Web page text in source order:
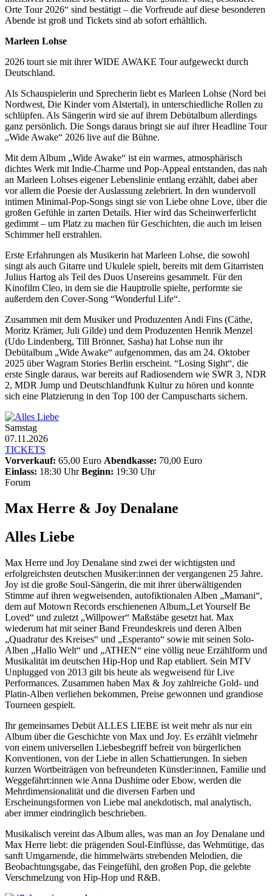
Orte Tour 2026“ sind bestätigt – die Vorfreude auf diese besonderen
Abende ist groß und Tickets sind ab sofort erhältlich.
Marleen Lohse
2026 tourt sie mit ihrer WIDE AWAKE Tour aufgeweckt durch
Deutschland.
Als Schauspielerin und Sprecherin liebt es Marleen Lohse (Nord bei
Nordwest, Die Kinder vom Alstertal), in unterschiedliche Rollen zu
schlüpfen. Als Sängerin wird sie auf ihrem Debütalbum allerdings
ganz persönlich. Die Songs daraus bringt sie auf ihrer Headline Tour
„Wide Awake“ 2026 live auf die Bühne.
Mit dem Album „Wide Awake“ ist ein warmes, atmosphärisch
dichtes Werk mit Indie-Charme und Pop-Appeal entstanden, das nah
an Marleen Lohses eigener Lebenslinie entlang erzählt, dabei aber
vor allem die Poesie der Auslassung zelebriert. In den wundervoll
intimen Minimal-Pop-Songs singt sie von Liebe ohne Love, über die
großen Gefühle in zarten Details. Hier wird das Scheinwerferlicht
gedimmt – um Platz zu machen für Geschichten, die auch im leisen
Schimmer hell erstrahlen.
Erste Erfahrungen als Musikerin hat Marleen Lohse, die sowohl
singt als auch Gitarre und Ukulele spielt, bereits mit dem Gitarristen
Julius Hartog als Teil des Duos Unsereins gesammelt. Für den
Kinofilm Cleo, in dem sie die Hauptrolle spielte, performte sie
außerdem den Cover-Song “Wonderful Life“.
Zusammen mit dem Musiker und Produzenten Andi Fins (Cäthe,
Moritz Krämer, Juli Gilde) und dem Produzenten Henrik Menzel
(Udo Lindenberg, Till Brönner, Sasha) hat Lohse nun ihr
Debütalbum „Wide Awake“ aufgenommen, das am 24. Oktober
2025 über Wagram Stories Berlin erscheint. “Losing Sight“, die
erste Single daraus, war bereits auf Radiosendern wie SWR 3, NDR
2, MDR Jump und Deutschlandfunk Kultur zu hören und konnte
sich eine Platzierung in den Top 100 der Campuscharts sichern.
Samstag
07.11.2026
TICKETS
Vorverkauf: 65,00 Euro Abendkasse: 70,00 Euro
Einlass: 18:30 UhrBeginn: 19:30 Uhr
Forum
Max Herre & Joy Denalane
Alles Liebe
Max Herre und Joy Denalane sind zwei der wichtigsten und
erfolgreichsten deutschen Musiker:innen der vergangenen 25 Jahre.
Joy ist die große Soul-Sängerin, die mit ihrer überwältigenden
Stimme auf ihren wegweisenden, autofiktionalen Alben „Mamani“,
dem auf Motown Records erschienenen Album„Let Yourself Be
Loved“ und zuletzt „Willpower“ Maßstäbe gesetzt hat. Max
wiederum hat mit seiner Band Freundeskreis und deren Alben
„Quadratur des Kreises“ und „Esperanto“ sowie mit seinen Solo-
Alben „Hallo Welt“ und „ATHEN“ eine völlig neue Erzählform und
Musikalität im deutschen Hip-Hop und Rap etabliert. Sein MTV
Unplugged von 2013 gilt bis heute als wegweisend für Live
Performances. Zusammen haben Max & Joy zahlreiche Gold- und
Platin-Alben verliehen bekommen, Preise gewonnen und grandiose
Tourneen gespielt.
Ihr gemeinsames Debüt ALLES LIEBE ist weit mehr als nur ein
Album über die Geschichte von Max und Joy. Es erzählt vielmehr
von einem universellen Liebesbegriff befreit von bürgerlichen
Konventionen, von der Liebe in allen Schattierungen. In sieben
kurzen Wortbeiträgen von befreundeten Künstler:innen, Familie und
Weggefährt:innen wie Anna Dushime oder Ebow, werden die
Mehrdimensionalität und die diversen Farben und
Erscheinungsformen von Liebe mal anekdotisch, mal analytisch,
aber immer eindringlich beschrieben.
Musikalisch vereint das Album alles, was man an Joy Denalane und
Max Herre liebt: die prägenden Soul-Einflüsse, das Wehmütige, das
sanft Umgarnende, die himmelwärts strebenden Melodien, die
Beobachtungsgabe, das Feingefühl, den großen Pop, die gelebte
Verschmelzung von Hip-Hop und R&B.